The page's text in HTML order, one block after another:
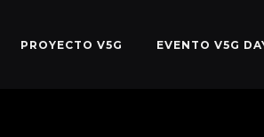
PROYECTO V5G EVENTO V5G